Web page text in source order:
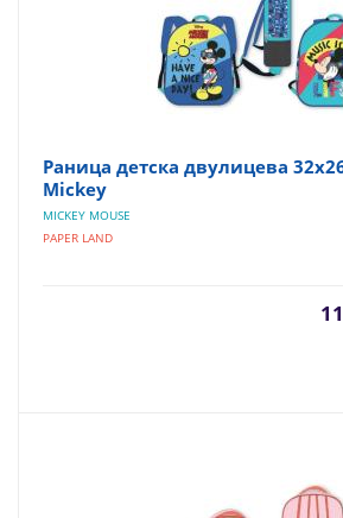
Раница детска двулицева
Mickey
MICKEY MOUSE
PAPER LAND